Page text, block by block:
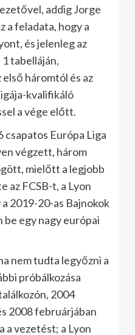
addig Jorge
a feladata, hogy a
és jelenleg az
tabelláján,
háromtól és az
kvalifikáló
a vége előtt.
csapatos Európa Liga
végzett, három
mielőtt a legjobb
az FCSB-t, a Lyon
2019-20-as Bajnokok
be egy nagy európai
nem tudta legyőzni a
próbálkozása
2004
2008 februárjában
a vezetést; a Lyon